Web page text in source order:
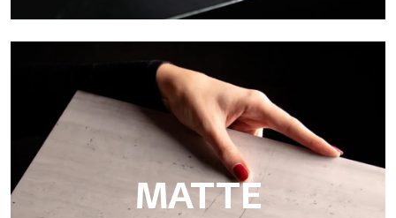
Super Glossy
Ultralight Super Glossy ist die glänzende Oberfläche mit
Spiegeleffekt von Tecnografica, perfekt für luxuriöse
Beschichtungen in Hotels, Spas, Bädern und im
Schifffahrtsbereich.
MATTE